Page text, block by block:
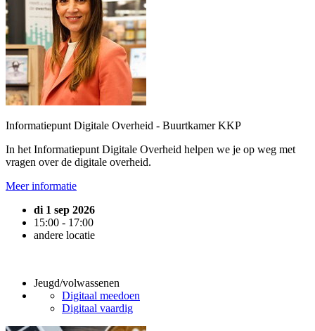
Informatiepunt Digitale Overheid - Buurtkamer KKP
In het Informatiepunt Digitale Overheid helpen we je op weg met
vragen over de digitale overheid.
Meer informatie
di 1 sep 2026
15:00 - 17:00
andere locatie
Jeugd/volwassenen
Digitaal meedoen
Digitaal vaardig